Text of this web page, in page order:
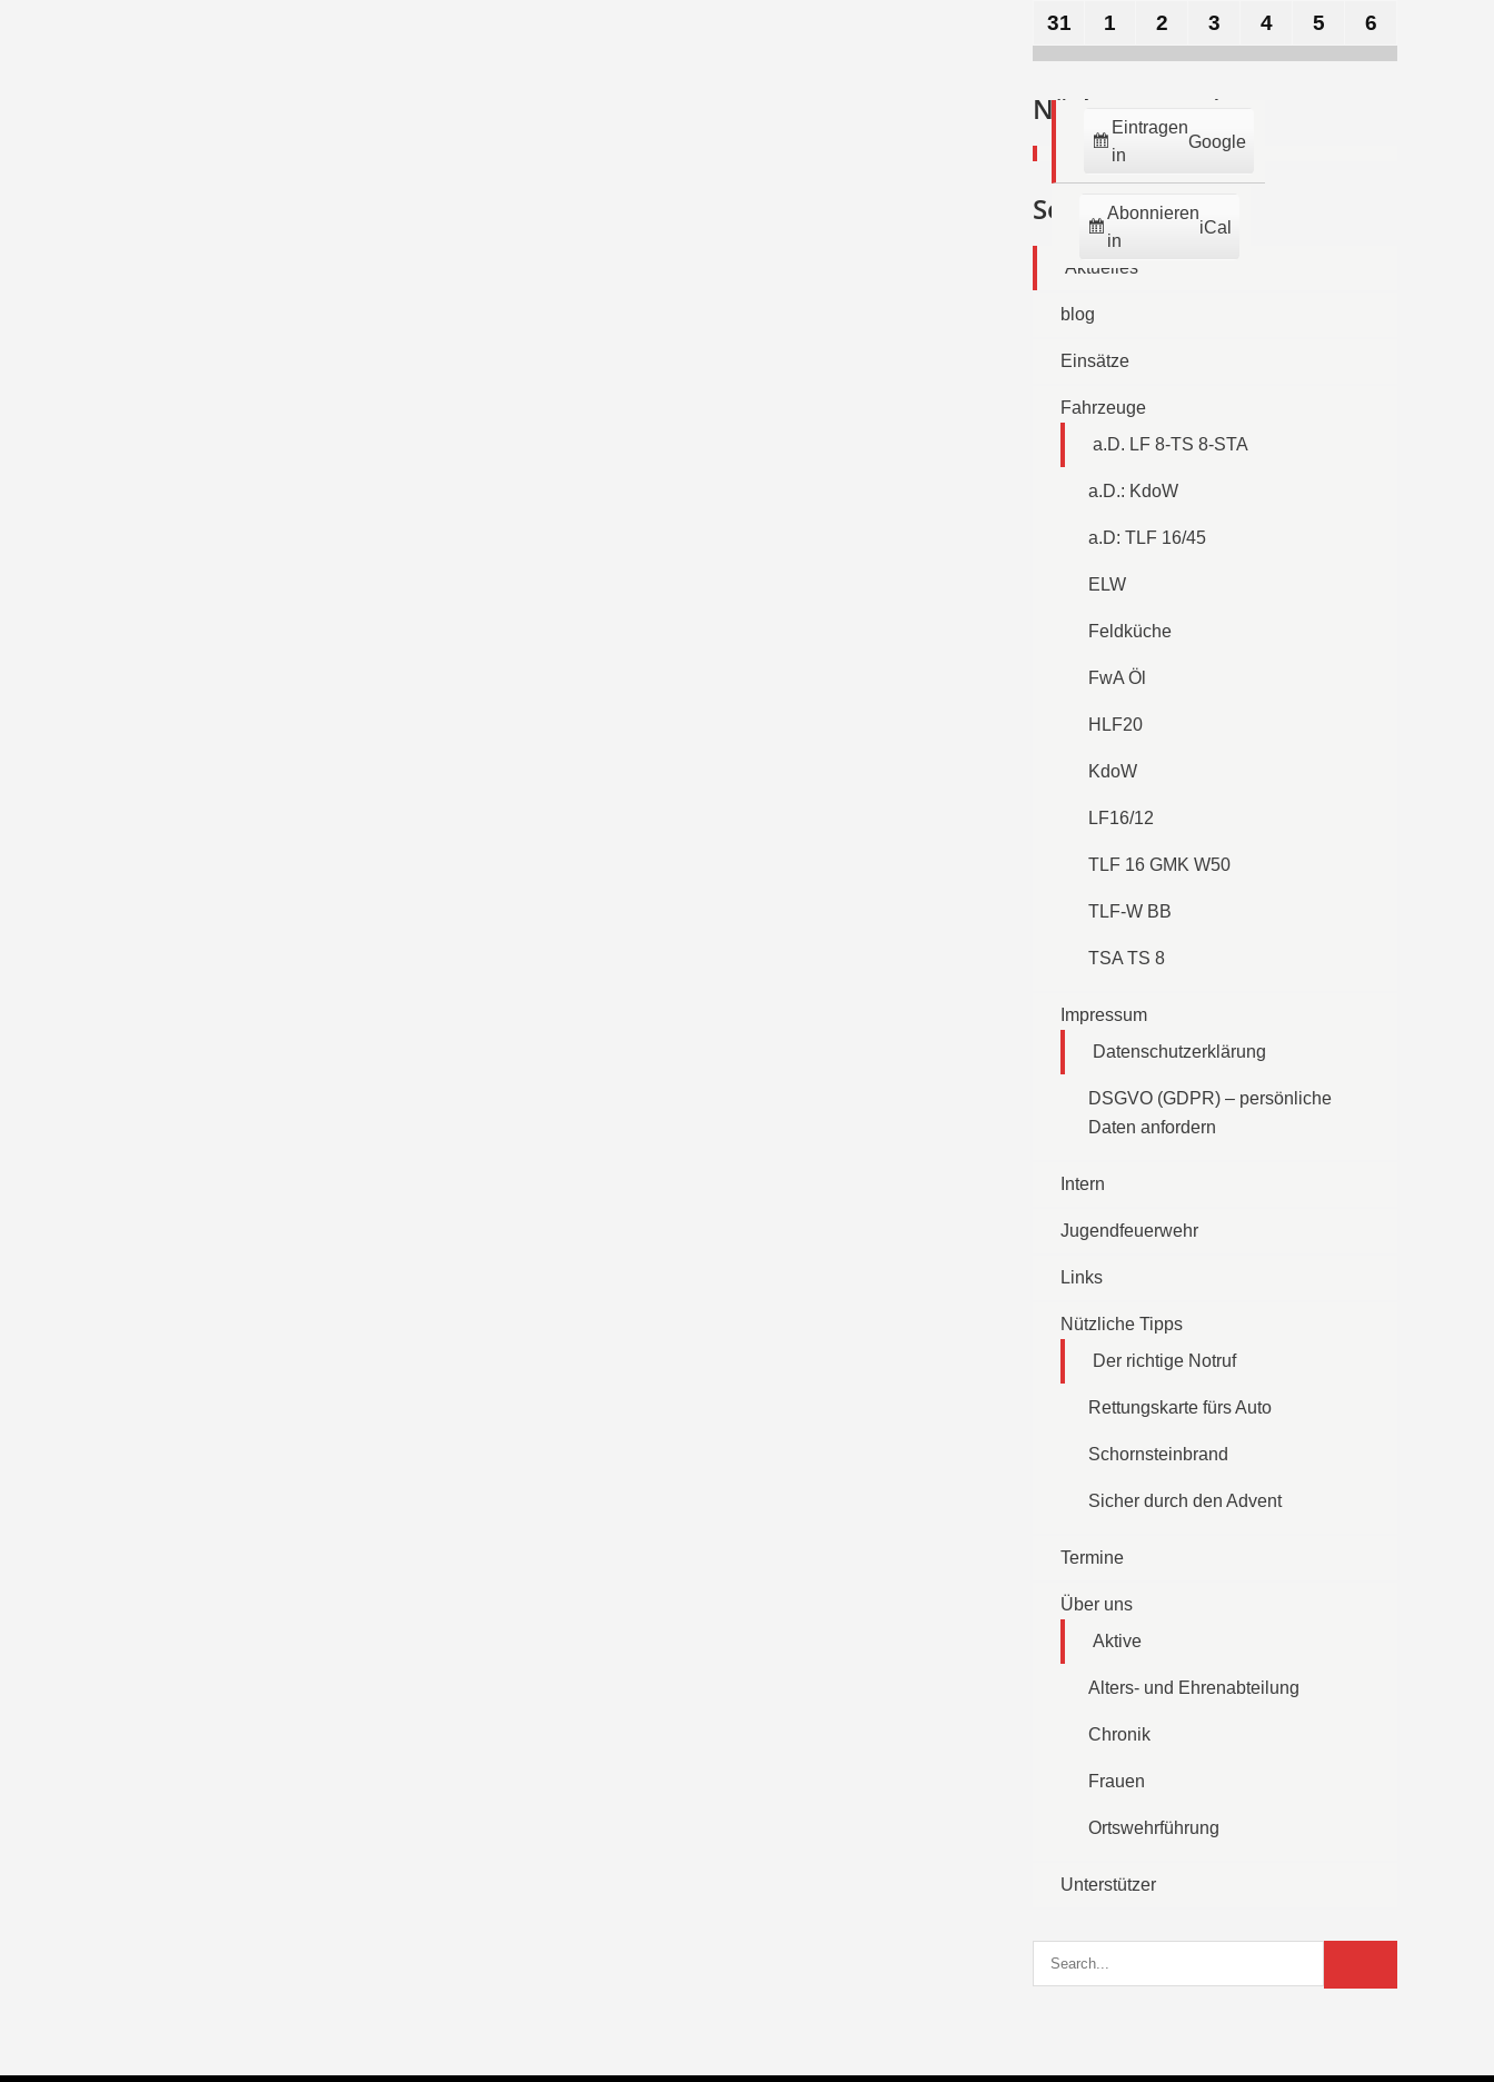
August
2026
August
2026
August
2026
August
2026
August
2026
August
20262026
31
August
1
September
2
September
3
September
44.
September
5
September
6
September
Eintragen
in
Google
Abonnieren
in
iCal
Nächste Termine:
Seiten
Aktuelles
blog
Einsätze
Fahrzeuge
a.D. LF 8-TS 8-STA
a.D.: KdoW
a.D: TLF 16/45
ELW
Feldküche
FwA Öl
HLF20
KdoW
LF16/12
TLF 16 GMK W50
TLF-W BB
TSA TS 8
Impressum
Datenschutzerklärung
DSGVO (GDPR) – persönliche
Daten anfordern
Intern
Jugendfeuerwehr
Links
Nützliche Tipps
Der richtige Notruf
Rettungskarte fürs Auto
Schornsteinbrand
Sicher durch den Advent
Termine
Über uns
Aktive
Alters- und Ehrenabteilung
Chronik
Frauen
Ortswehrführung
Unterstützer